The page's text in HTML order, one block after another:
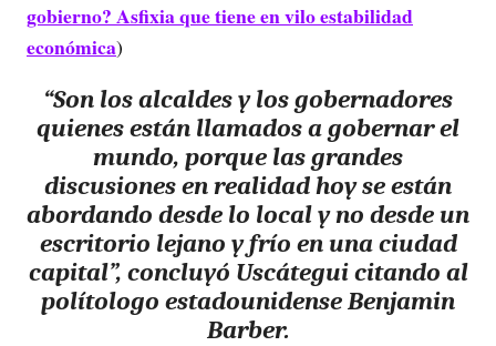
gobierno? Asfixia que tiene en vilo estabilidad
económica)
“Son los alcaldes y los gobernadores
quienes están llamados a gobernar el
mundo, porque las grandes
discusiones en realidad hoy se están
abordando desde lo local y no desde un
escritorio lejano y frío en una ciudad
capital”, concluyó Uscátegui citando al
polítologo estadounidense Benjamin
Barber.